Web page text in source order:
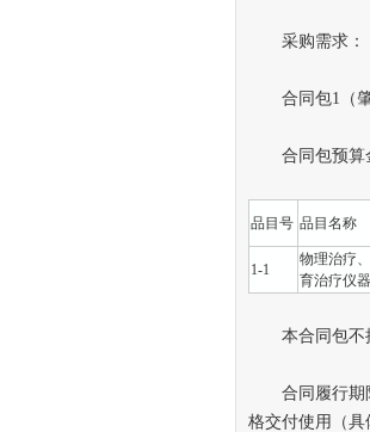
采购需求：
合同包1（肇
合同包预算金
品目号 品目名称
1-1
物理治疗
育治疗仪
本合同包不
合同履行期限
格交付使用（具